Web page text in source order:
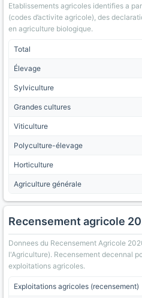
Etablissements agricoles identifies a
(codes d’activite agricole), des
en agriculture biologique.
Total
Élevage
Sylviculture
Grandes cultures
Viticulture
Polyculture-élevage
Horticulture
Agriculture générale
Recensement agricole
Donnees du Recensement Agricole
l'Agriculture). Recensement decennal
exploitations agricoles.
Exploitations agricoles (recensement)